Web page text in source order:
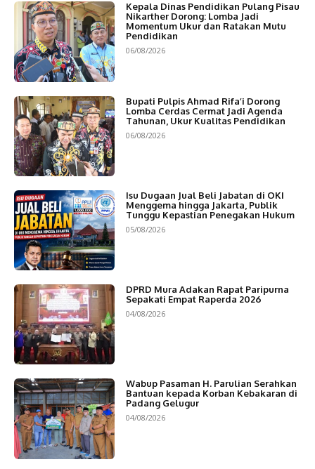
Kepala Dinas Pendidikan Pulang Pisau
Nikarther Dorong: Lomba Jadi
Momentum Ukur dan Ratakan Mutu
Pendidikan
06/08/2026
Bupati Pulpis Ahmad Rifa’i Dorong
Lomba Cerdas Cermat Jadi Agenda
Tahunan, Ukur Kualitas Pendidikan
06/08/2026
Isu Dugaan Jual Beli Jabatan di OKI
Menggema hingga Jakarta, Publik
Tunggu Kepastian Penegakan Hukum
05/08/2026
DPRD Mura Adakan Rapat Paripurna
Sepakati Empat Raperda 2026
04/08/2026
Wabup Pasaman H. Parulian Serahkan
Bantuan kepada Korban Kebakaran di
Padang Gelugur
04/08/2026